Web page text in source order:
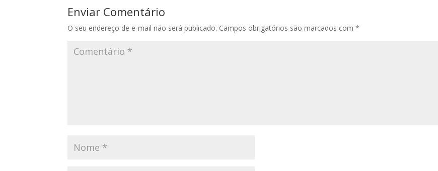
Enviar Comentário
O seu endereço de e-mail não será publicado. Campos obrigatórios são marcados com*